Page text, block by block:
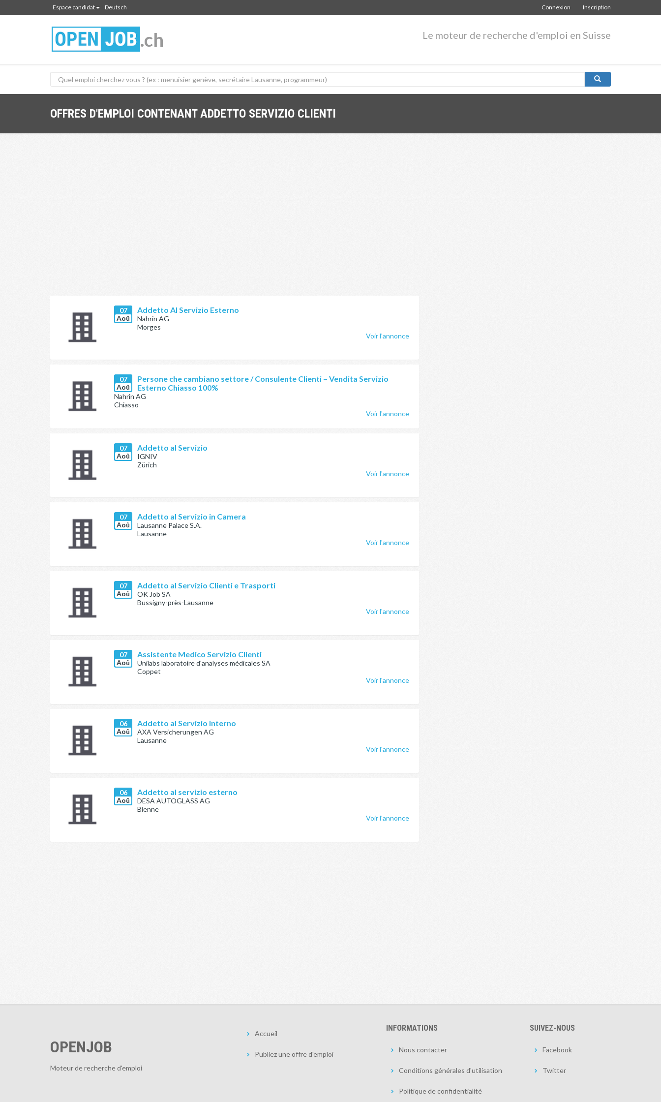
Espace candidat Deutsch Inscription
Connexion
.ch Le moteur de recherche d'emploi en Suisse
OFFRES D'EMPLOI CONTENANT ADDETTO SERVIZIO CLIENTI
07
Aoû
Addetto Al Servizio Esterno
Nahrin AG
Morges
Voir l'annonce
07
Aoû
Persone che cambiano settore / Consulente Clienti – Vendita Servizio
Esterno Chiasso 100%
Nahrin AG
Chiasso
Voir l'annonce
07
Aoû
Addetto al Servizio
IGNIV
Zürich
Voir l'annonce
07
Aoû
Addetto al Servizio in Camera
Lausanne Palace S.A.
Lausanne
Voir l'annonce
07
Aoû
Addetto al Servizio Clienti e Trasporti
OK Job SA
Bussigny-près-Lausanne
Voir l'annonce
07
Aoû
Assistente Medico Servizio Clienti
Unilabs laboratoire d'analyses médicales SA
Coppet
Voir l'annonce
06
Aoû
Addetto al Servizio Interno
AXA Versicherungen AG
Lausanne
Voir l'annonce
06
Aoû
Addetto al servizio esterno
DESA AUTOGLASS AG
Bienne
Voir l'annonce
OPENJOB
Moteur de recherche d'emploi
Accueil
Publiez une offre d'emploi
INFORMATIONS
Nous contacter
Conditions générales d'utilisation
Politique de confidentialité
SUIVEZ-NOUS
Facebook
Twitter